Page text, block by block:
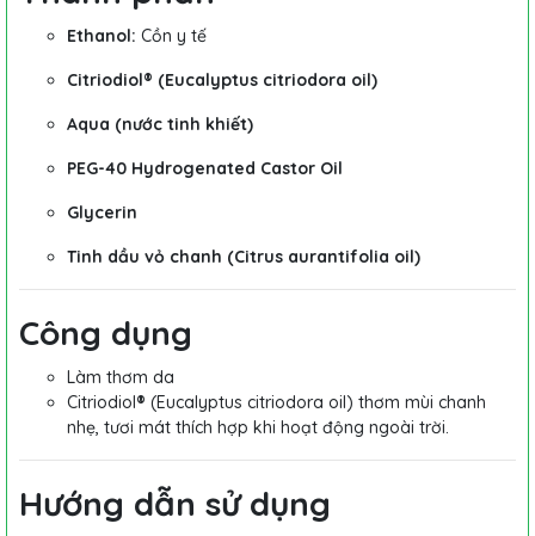
Ethanol: Cồn y tế
Citriodiol® (Eucalyptus citriodora oil)
Aqua (nước tinh khiết)
PEG-40 Hydrogenated Castor Oil
Glycerin
Tinh dầu vỏ chanh (Citrus aurantifolia oil)
Công dụng
Làm thơm da
Citriodiol® (Eucalyptus citriodora oil) thơm mùi chanh
nhẹ, tươi mát thích hợp khi hoạt động ngoài trời.
Hướng dẫn sử dụng